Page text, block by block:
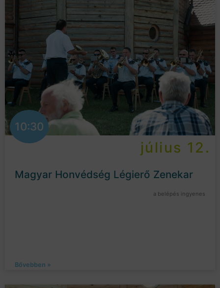
10:30
július 12.
Magyar Honvédség Légierő Zenekar
a belépés ingyenes
Bővebben »